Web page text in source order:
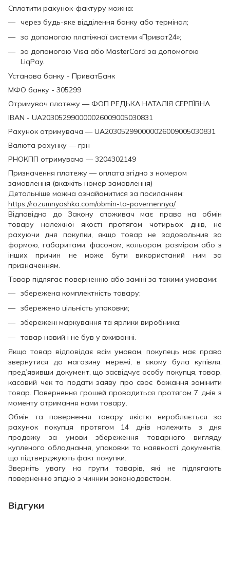
Сплатити рахунок-фактуру можна:
через будь-яке відділення банку або термінал;
за допомогою платіжної системи «Приват24»;
за допомогою Visa або MasterCard за допомогою
LiqPay.
Установа банку - ПриватБанк
МФО банку - 305299
Отримувач платежу — ФОП РЕДЬКА НАТАЛІЯ СЕРГІЇВНА
IBAN - UA203052990000026009005030831
Рахунок отримувача — UA203052990000026009005030831
Валюта рахунку — грн
РНОКПП отримувача — 3204302149
Призначення платежу — оплата згідно з номером
замовлення (вкажіть номер замовлення)
Детальніше можна ознайомитися за посиланням:
https://rozumnyashka.com/obmin-ta-povernennya/
Відповідно до Закону споживач має право на обмін
товару належної якості протягом чотирьох днів, не
рахуючи дня покупки, якщо товар не задовольнив за
формою, габаритами, фасоном, кольором, розміром або з
інших причин не може бути використаний ним за
призначенням.
Товар підлягає поверненню або заміні за такими умовами:
збережена комплектність товару;
збережено цільність упаковки;
збережені маркування та ярлики виробника;
товар новий і не був у вживанні.
Якщо товар відповідає всім умовам, покупець має право
звернутися до магазину мережі, в якому була купівля,
пред’явивши документ, що засвідчує особу покупця, товар,
касовий чек та подати заяву про своє бажання замінити
товар. Повернення грошей провадиться протягом 7 днів з
моменту отримання нами товару.
Обмін та повернення товару якістю виробляється за
рахунок покупця протягом 14 днів належить з дня
продажу за умови збереження товарного вигляду
купленого обладнання, упаковки та наявності документів,
що підтверджують факт покупки.
Зверніть увагу на групи товарів, які не підлягають
поверненню згідно з чинним законодавством.
Відгуки